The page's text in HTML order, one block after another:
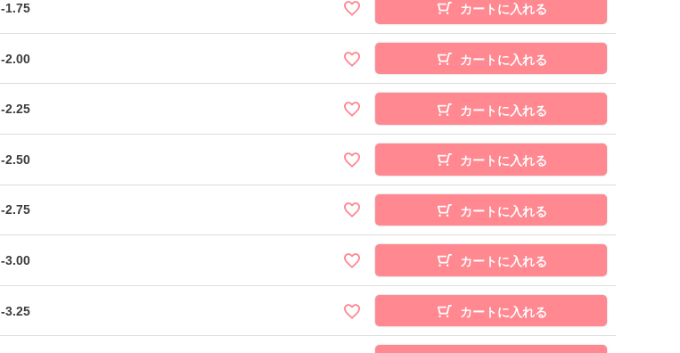
-1.75 カートに入れる
-2.00 カートに入れる
-2.25 カートに入れる
-2.50 カートに入れる
-2.75 カートに入れる
-3.00 カートに入れる
-3.25 カートに入れる